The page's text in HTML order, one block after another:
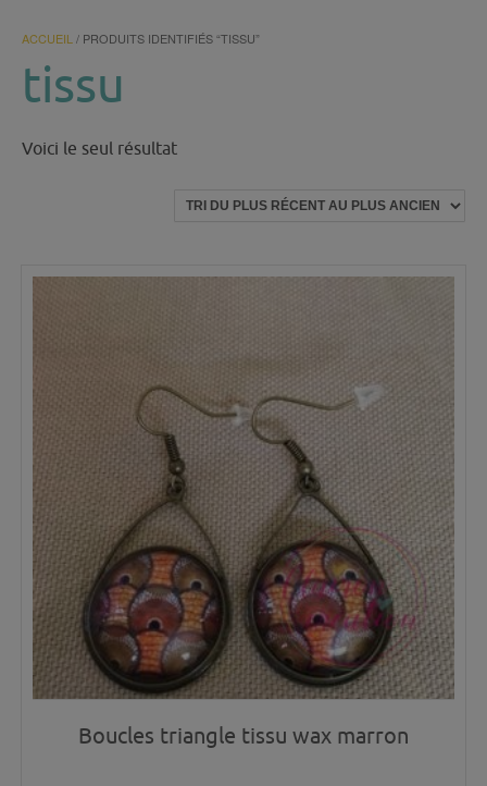
ACCUEIL / PRODUITS IDENTIFIÉS “TISSU”
tissu
Voici le seul résultat
Boucles triangle tissu wax marron